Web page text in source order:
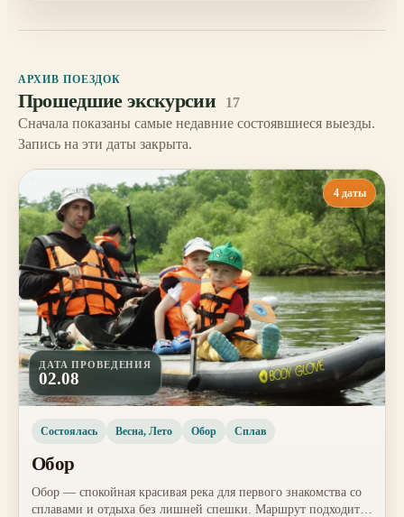
АРХИВ ПОЕЗДОК
Прошедшие экскурсии
17
Сначала показаны самые недавние состоявшиеся выезды.
Запись на эти даты закрыта.
ДАТА ПРОВЕДЕНИЯ
02.08
4 даты
Состоялась Весна, Лето Обор Сплав
Обор
Обор — спокойная красивая река для первого знакомства со
сплавами и отдыха без лишней спешки. Маршрут подходит